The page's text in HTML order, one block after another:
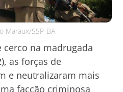
Maraux/SSP-BA
cerco na madrugada
as forças de
e neutralizaram mais
facção criminosa